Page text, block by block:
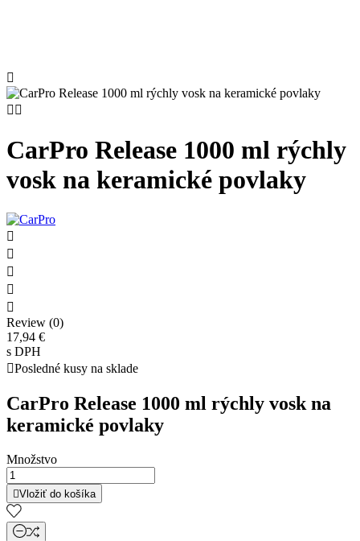

 
CarPro Release 1000 ml rýchly
vosk na keramické povlaky





Review (0)
17,94 €
s DPH
Posledné kusy na sklade
CarPro Release 1000 ml rýchly vosk na
keramické povlaky
Množstvo
Vložiť do košíka